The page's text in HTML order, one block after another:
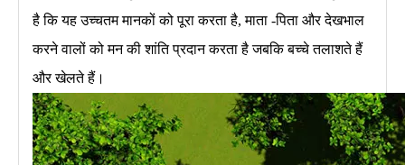
है कि यह उच्चतम मानकों को पूरा करता है, माता -पिता और देखभाल
करने वालों को मन की शांति प्रदान करता है जबकि बच्चे तलाशते हैं
और खेलते हैं।